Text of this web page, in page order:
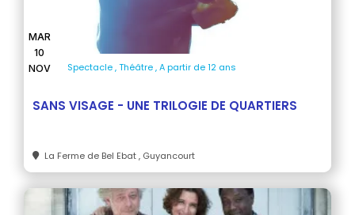
MAR
10
NOV
Spectacle Théâtre A partir de 12 ans
SANS VISAGE - UNE TRILOGIE DE QUARTIERS
La Ferme de Bel Ebat , Guyancourt